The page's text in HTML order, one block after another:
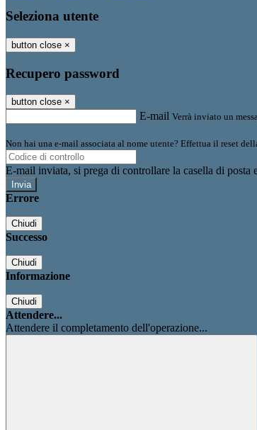
Seleziona utente
button close ×
Recupero password
button close ×
E-mail Verrà inviato un
Non hai una e-mail associata al nome utente? Effettua il reset
E-mail inviata, si prega di controllare la casella di posta
Errore
Chiudi
Successo
Chiudi
Informazione
Chiudi
Attendere...
Attendere il completamento dell'operazione...